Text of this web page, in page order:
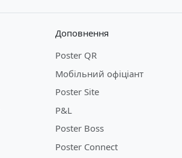
Доповнення
Poster QR
Мобільний офіціант
Poster Site
P&L
Poster Boss
Poster Connect